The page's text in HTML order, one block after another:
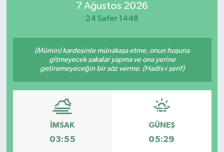
7 Ağustos 2026
24 Safer 1448
(Mümin) kardeşinle münakaşa etme, onun hoşuna
gitmeyecek şakalar yapma ve ona yerine
getiremeyeceğin bir söz verme. (Hadis-i şerif)
İMSAK
03:55
GÜNEŞ
05:29